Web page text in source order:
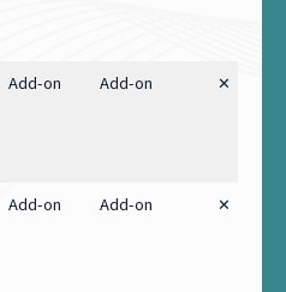
Add-on Add-on ✕
Add-on Add-on ✕